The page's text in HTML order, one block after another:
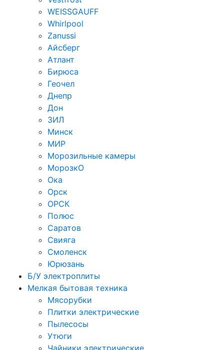
WEISSGAUFF
Whirlpool
Zanussi
Айсберг
Атлант
Бирюса
Геочел
Днепр
Дон
ЗИЛ
Минск
МИР
Морозильные камеры
МорозкО
Ока
Орск
ОРСК
Полюс
Саратов
Свияга
Смоленск
Юрюзань
Б/У электроплиты
Мелкая бытовая техника
Мясорубки
Плитки электрические
Пылесосы
Утюги
Чайники электрические